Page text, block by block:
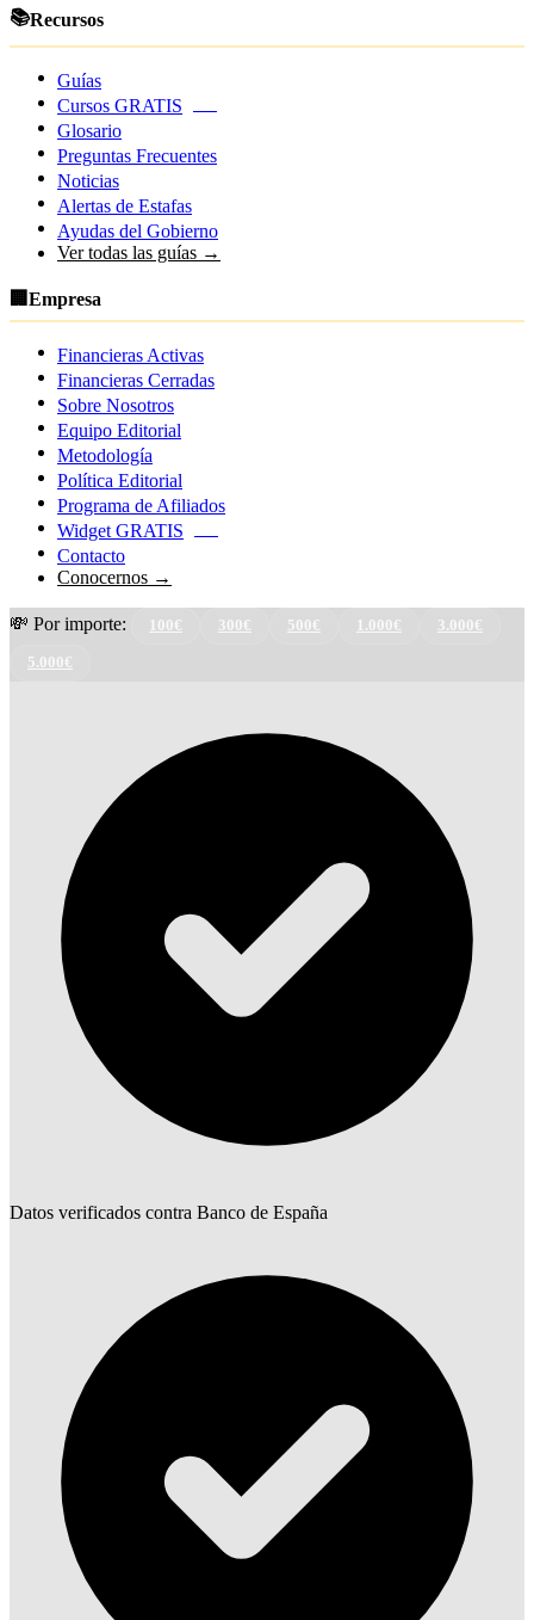
📚Recursos
Guías
Cursos GRATIS
Glosario
Preguntas Frecuentes
Noticias
Alertas de Estafas
Ayudas del Gobierno
Ver todas las guías →
🏢 Empresa
Financieras Activas
Financieras Cerradas
Sobre Nosotros
Equipo Editorial
Metodología
Política Editorial
Programa de Afiliados
Widget GRATIS
Contacto
Conocernos →
💸 Por importe: 100€ 300€ 500€ 1.000€ 3.000€
5.000€
Datos verificados contra Banco de España